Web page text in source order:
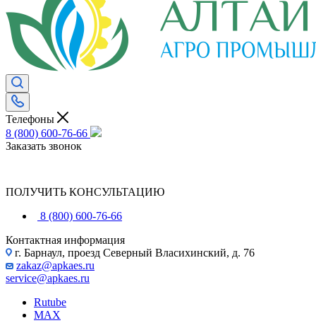
Телефоны
8 (800) 600-76-66
Заказать звонок
ПОЛУЧИТЬ КОНСУЛЬТАЦИЮ
8 (800) 600-76-66
Контактная информация
г. Барнаул, проезд Северный Власихинский, д. 76
zakaz@apkaes.ru
service@apkaes.ru
Rutube
MAX